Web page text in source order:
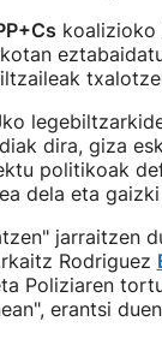
koalizioko
ko
dira, giza
politikoak
dela eta
jarraitzen
Rodriguez
Poliziaren
erantsi